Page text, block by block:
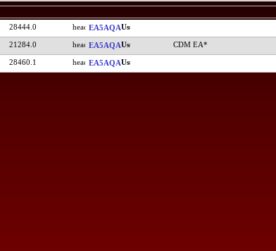
28444.0 EA5AQA
21284.0 EA5AQA CDM EA*
28460.1 EA5AQA